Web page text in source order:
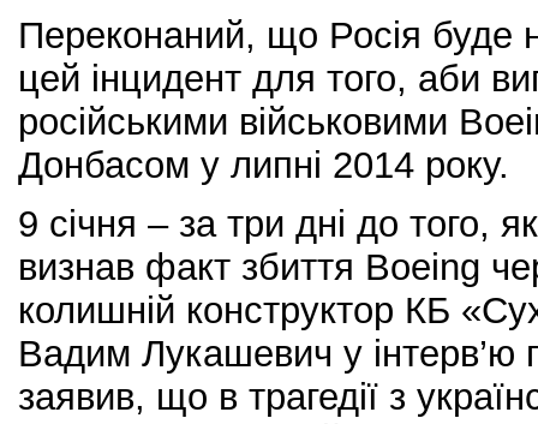
Переконаний, що Росія буде
цей інцидент для того, аби
російськими військовими
Донбасом у липні 2014 року.
9 січня – за три дні до того,
визнав факт збиття Boeing
колишній конструктор КБ
Вадим Лукашевич у інтерв’ю
заявив, що в трагедії з